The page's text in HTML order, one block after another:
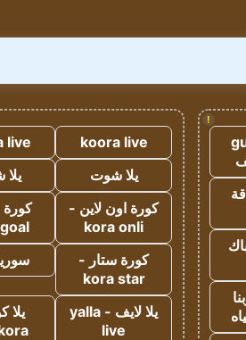
!
koora live
live
يلا شوت
كورة اون لاين -
kora onli
كورة ستار -
kora star
يلا لايف - yalla
live
يلا